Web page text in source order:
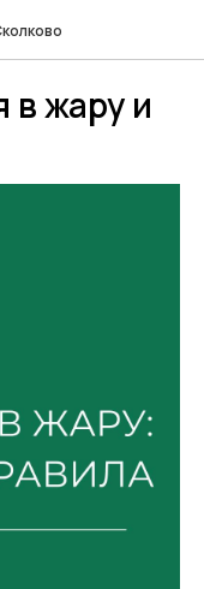
в жару и